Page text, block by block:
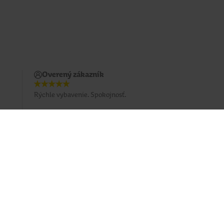
Overený zákazník
Rýchle vybavenie. Spokojnosť.